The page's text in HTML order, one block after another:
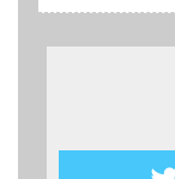
اسپورٹس کلب
حسین نمائندہ شگر
چینل لنک